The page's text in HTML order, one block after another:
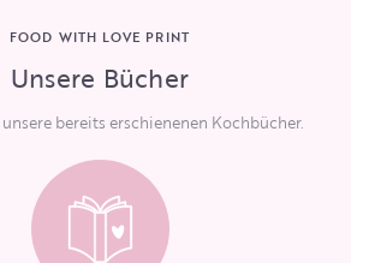
FOOD WITH LOVE PRINT
Unsere Bücher
bereits erschienenen Kochbücher.